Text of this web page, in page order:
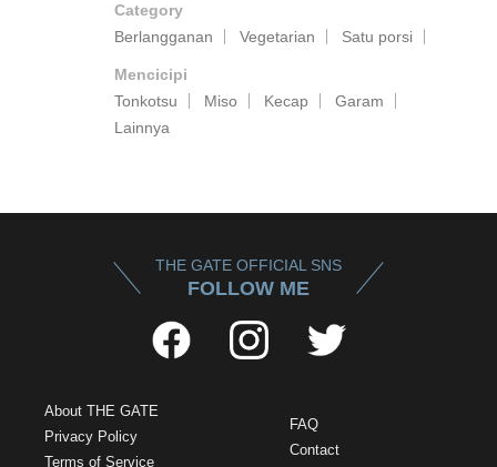
Category
Berlangganan
Vegetarian Satu porsi
Mencicipi
Tonkotsu
Miso Kecap
Garam
Lainnya
THE GATE OFFICIAL SNS
FOLLOW ME
About THE GATE
Privacy Policy
Terms of Service
FAQ
Contact